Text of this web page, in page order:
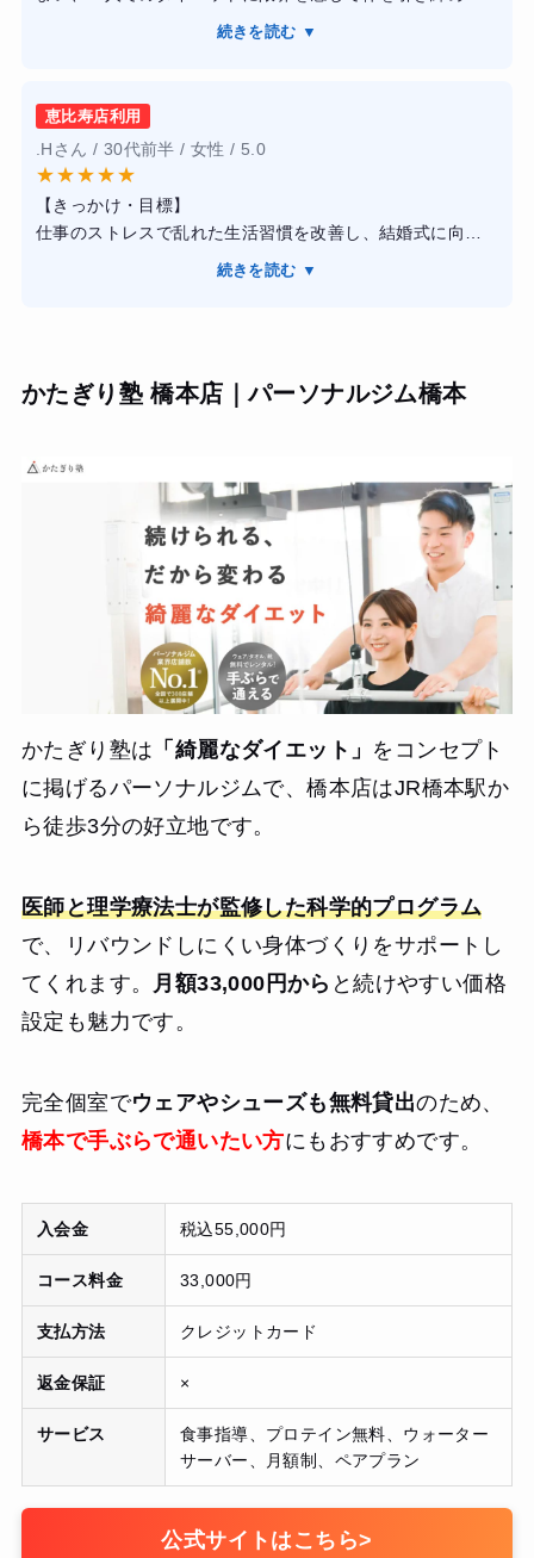
に基づいた正しいフォームや、狙った部位に確実に効かせ
ない健康的な食事指導も、無理なく続けられた大きな要因
です。
【結果・変化】
約4ヶ月間しっかりと継続したところ、気にしていたお腹周
ついてスーツが綺麗に着こなせるようになりました。体脂
変化を得られました。
いと思い通い始めました。パーソナルトレーニングは初め
でくれたため、怪我なく安心して続けられました。フォー
ムの指導が非常に論理的で分かりやすく、マシンの正しい
使い方が身についたのが大きな収穫です。結果として3ヶ月
で体重が6キロ減り、筋肉量が増えたことで姿勢も良くな
り、毎日の食事に対する意識がガラリと変わって健康的な
生活習慣が定着しました。
続きを読む ▼
恵比寿店利用
.Hさん / 30代前半 / 女性 / 5.0
★★★★★
【きっかけ・目標】
仕事のストレスで乱れた生活習慣を改善し、結婚式に向け
て健康的に体を引き締めたいと思い入会を決めました。他
トレーナーの指導は非常に的確で、単なる追い込みではな
養バランスを考えた「続けられる食事」を教えてもらえた
のが良かったです。
【結果・変化】
結果として、3ヶ月で体脂肪率を5%落とすことができ、周
囲からも「引き締まったね」と褒められるようになりまし
た。何より、自分自身で食事や運動をコントロールする習
慣がついたことが一番の収穫です。トレーニング中も常に
ポジティブな声かけをしてくれるので、モチベーションを
続きを読む ▼
かたぎり塾 橋本店｜パーソナルジム橋本
かたぎり塾は 「綺麗なダイエット」 をコンセプト
に掲げるパーソナルジムで、橋本店はJR橋本駅か
ら徒歩3分の好立地です。
医師と理学療法士が監修した科学的プログラム
で、リバウンドしにくい身体づくりをサポートし
てくれます。
月額33,000円から と続けやすい価格
設定も魅力です。
完全個室でウェアやシューズも無料貸出のため、
橋本で手ぶらで通いたい方にもおすすめです。
入会金 税込55,000円
コース料金 33,000円
支払方法 クレジットカード
返金保証 ×
サービス
食事指導、プロテイン無料、ウォーター
サーバー、月額制、ペアプラン
公式サイトはこちら>